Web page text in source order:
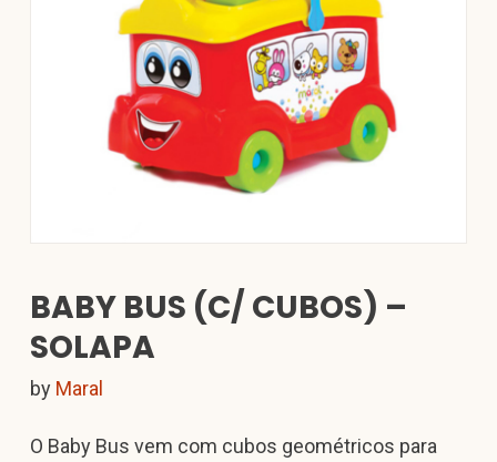
BABY BUS (C/ CUBOS) –
SOLAPA
by Maral
O Baby Bus vem com cubos geométricos para